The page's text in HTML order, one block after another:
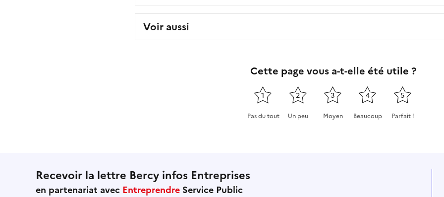
Voir aussi
Cette page vous a-t-elle été utile ?
1
Pas du tout
2
Un peu
3
Moyen
4
Beaucoup
5
Parfait !
Recevoir la lettre Bercy infos Entreprises
en partenariat avec Entreprendre Service Public